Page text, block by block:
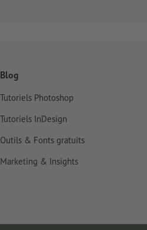
Blog
Tutoriels Photoshop
Tutoriels InDesign
Outils & Fonts gratuits
Marketing & Insights